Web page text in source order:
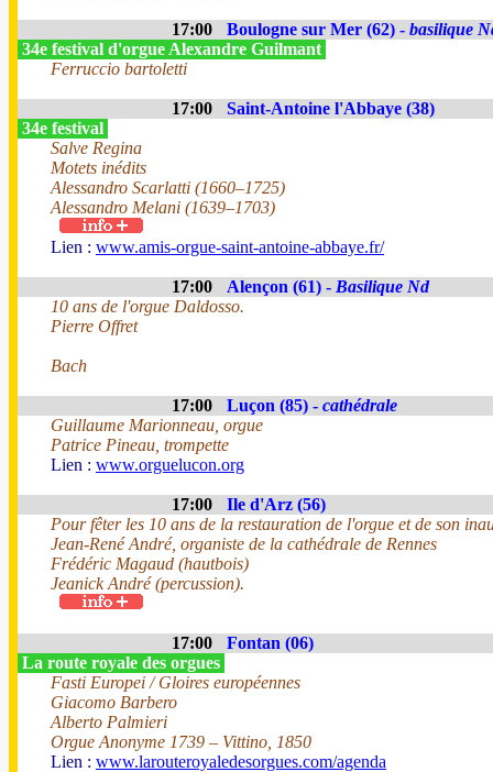
17:00 Boulogne sur Mer (62) - basilique
34e festival d'orgue Alexandre Guilmant
Ferruccio bartoletti
17:00
Saint-Antoine l'Abbaye (38)
34e festival
Salve Regina
Motets inédits
Alessandro Scarlatti (1660–1725)
Alessandro Melani (1639–1703)
Lien : www.amis-orgue-saint-antoine-abbaye.fr/
17:00 Alençon (61) - Basilique Nd
10 ans de l'orgue Daldosso.
Pierre Offret
Bach
17:00 Luçon (85) - cathédrale
Guillaume Marionneau, orgue
Patrice Pineau, trompette
Lien : www.orguelucon.org
17:00
Ile d'Arz (56)
Pour fêter les 10 ans de la restauration de l'orgue et de son
Jean-René André, organiste de la cathédrale de Rennes
Frédéric Magaud (hautbois)
Jeanick André (percussion).
17:00
Fontan (06)
La route royale des orgues
Fasti Europei / Gloires européennes
Giacomo Barbero
Alberto Palmieri
Orgue Anonyme 1739 – Vittino, 1850
Lien : www.larouteroyaledesorgues.com/agenda